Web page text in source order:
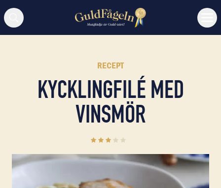
Sök
RECEPT
KYCKLINGFILÉ MED
VINSMÖR